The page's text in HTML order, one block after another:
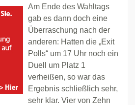
Am Ende des Wahltags
gab es dann doch eine
Überraschung nach der
anderen: Hatten die „Exit
Polls“ um 17 Uhr noch ein
Duell um Platz 1
verheißen, so war das
Ergebnis schließlich sehr,
sehr klar. Vier von Zehn